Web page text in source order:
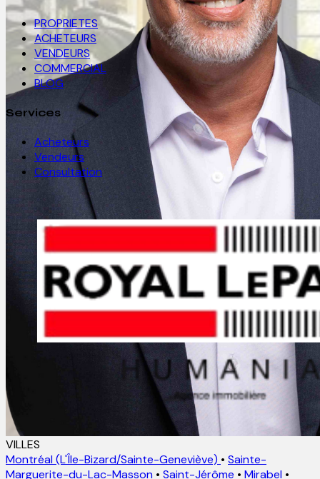
PROPRIETES
ACHETEURS
VENDEURS
COMMERCIAL
BLOG
Services
Acheteurs
Vendeurs
Consultation
VILLES
Montréal (L'Île-Bizard/Sainte-Geneviève) • Sainte-
Marguerite-du-Lac-Masson • Saint-Jérôme • Mirabel •